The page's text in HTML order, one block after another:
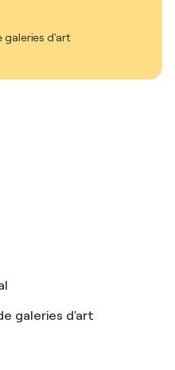
galeries d'art
galeries d'art